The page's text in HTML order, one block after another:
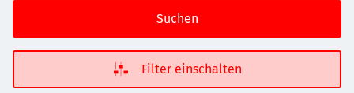
Suchen
Filter einschalten